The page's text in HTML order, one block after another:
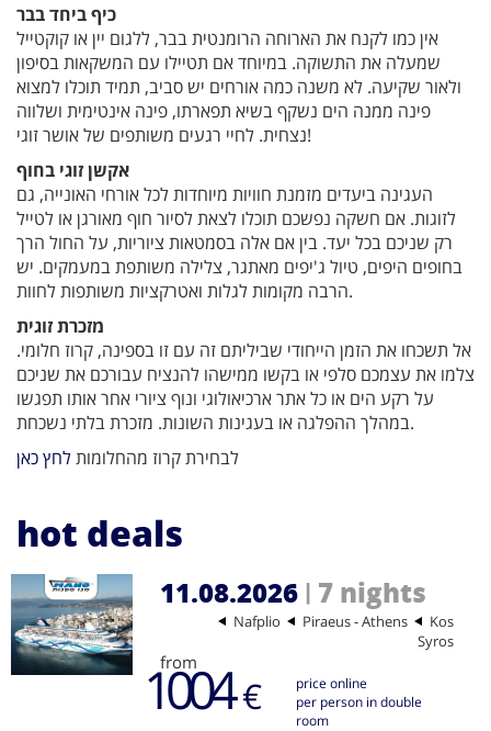
כיף ביחד בבר
אין כמו לקנח את הארוחה הרומנטית בבר, ללגום יין או קוקטייל
שמעלה את התשוקה. במיוחד אם תטיילו עם המשקאות בסיפון
ולאור שקיעה. לא משנה כמה אורחים יש סביב, תמיד תוכלו למצוא
פינה ממנה הים נשקף בשיא תפארתו, פינה אינטימית ושלווה
נצחית. לחיי רגעים משותפים של אושר זוגי!
אקשן זוגי בחוף
העגינה ביעדים מזמנת חוויות מיוחדות לכל אורחי האונייה, גם
לזוגות. אם חשקה נפשכם תוכלו לצאת לסיור חוף מאורגן או לטייל
רק שניכם בכל יעד. בין אם אלה בסמטאות ציוריות, על החול הרך
בחופים היפים, טיול ג'יפים מאתגר, צלילה משותפת במעמקים. יש
הרבה מקומות לגלות ואטרקציות משותפות לחוות.
מזכרת זוגית
אל תשכחו את הזמן הייחודי שביליתם זה עם זו בספינה, קרוז חלומי.
צלמו את עצמכם סלפי או בקשו ממישהו להנציח עבורכם את שניכם
על רקע הים או כל אתר ארכיאולוגי ונוף ציורי אחר אותו תפגשו
במהלך ההפלגה או בעגינות השונות. מזכרת בלתי נשכחת.
לבחירת קרוז מהחלומותלחץ כאן
hot deals
11.08.2026 | 7 nights
Kos
Piraeus - Athens
Nafplio
Syros
from
1004€
price online
per person in double
room